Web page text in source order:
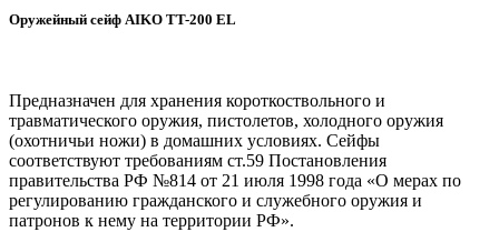
Оружейный сейф AIKO TT-200 EL
Предназначен для хранения короткоствольного и
травматического оружия, пистолетов, холодного оружия
(охотничьи ножи) в домашних условиях. Сейфы
соответствуют требованиям ст.59 Постановления
правительства РФ №814 от 21 июля 1998 года «О мерах по
регулированию гражданского и служебного оружия и
патронов к нему на территории РФ».